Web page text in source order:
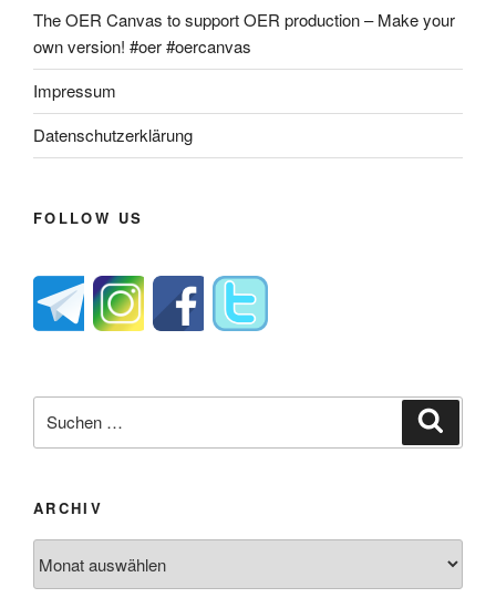
The OER Canvas to support OER production – Make your
own version! #oer #oercanvas
Impressum
Datenschutzerklärung
FOLLOW US
nach:
ARCHIV